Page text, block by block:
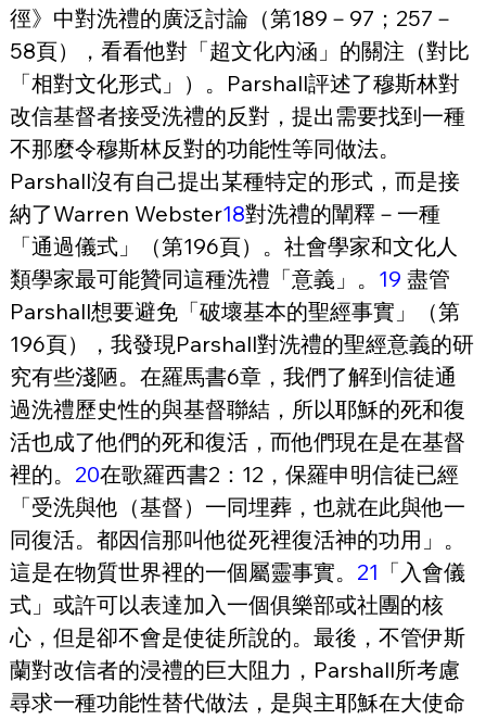
徑》中對洗禮的廣泛討論（第189－97；257－
58頁），看看他對「超文化內涵」的關注（對比
「相對文化形式」）。Parshall評述了穆斯林對
改信基督者接受洗禮的反對，提出需要找到一種
不那麼令穆斯林反對的功能性等同做法。
Parshall沒有自己提出某種特定的形式，而是接
納了Warren Webster18對洗禮的闡釋－一種
「通過儀式」（第196頁）。社會學家和文化人
類學家最可能贊同這種洗禮「意義」。 19 盡管
Parshall想要避免「破壞基本的聖經事實」（第
196頁），我發現Parshall對洗禮的聖經意義的研
究有些淺陋。在羅馬書6章，我們了解到信徒通
過洗禮歷史性的與基督聯結，所以耶穌的死和復
活也成了他們的死和復活，而他們現在是在基督
裡的。 20在歌羅西書2：12，保羅申明信徒已經
「受洗與他（基督）一同埋葬，也就在此與他一
同復活。都因信那叫他從死裡復活神的功用」。
這是在物質世界裡的一個屬靈事實。 21 「入會儀
式」或許可以表達加入一個俱樂部或社團的核
心，但是卻不會是使徒所說的。最後，不管伊斯
蘭對改信者的浸禮的巨大阻力，Parshall所考慮
尋求一種功能性替代做法，是與主耶穌在大使命